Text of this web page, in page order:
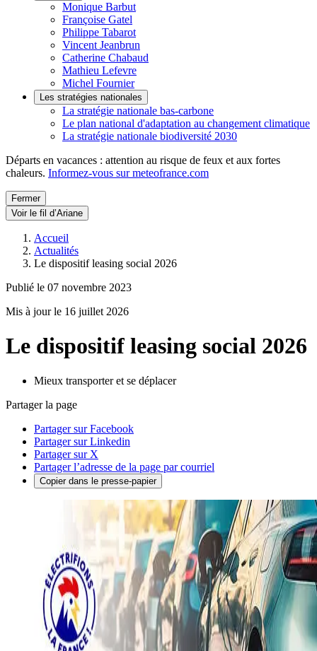
Monique Barbut
Françoise Gatel
Philippe Tabarot
Vincent Jeanbrun
Catherine Chabaud
Mathieu Lefevre
Michel Fournier
Les stratégies nationales
La stratégie nationale bas-carbone
Le plan national d'adaptation au changement climatique
La stratégie nationale biodiversité 2030
Départs en vacances : attention au risque de feux et aux fortes
chaleurs. Informez-vous sur meteofrance.com
Fermer
Voir le fil d’Ariane
Accueil
Actualités
Le dispositif leasing social 2026
Publié le 07 novembre 2023
Mis à jour le 16 juillet 2026
Le dispositif leasing social 2026
Mieux transporter et se déplacer
Partager la page
Partager sur Facebook
Partager sur Linkedin
Partager sur X
Partager l’adresse de la page par courriel
Copier dans le presse-papier